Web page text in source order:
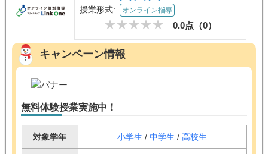
授業形式: オンライン指導
0.0点（0）
キャンペーン情報
無料体験授業実施中！
対象学年 小学生 / 中学生 / 高校生